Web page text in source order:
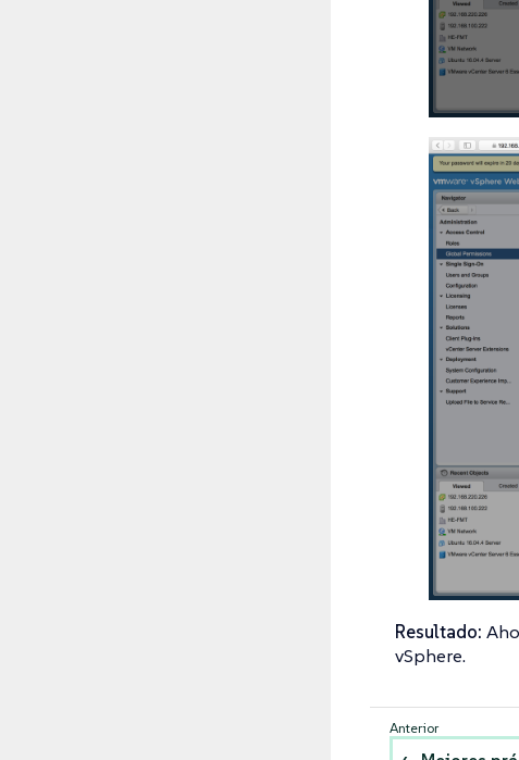
Resultado:
vSphere.